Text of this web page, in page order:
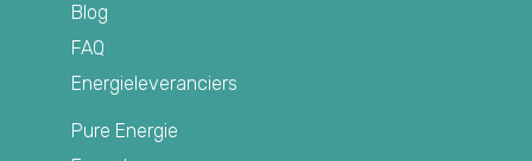
Blog
FAQ
Energieleveranciers
Pure Energie